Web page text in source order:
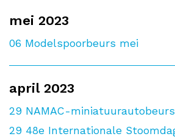
mei 2023
06 Modelspoorbeurs mei
april 2023
29 NAMAC-
29 48e Internationale